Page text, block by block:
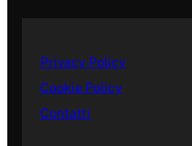
Privacy Policy
Cookie Policy
Contatti